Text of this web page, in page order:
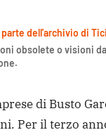
dell'archivio di
obsolete o visioni
di Busto
Per il terzo